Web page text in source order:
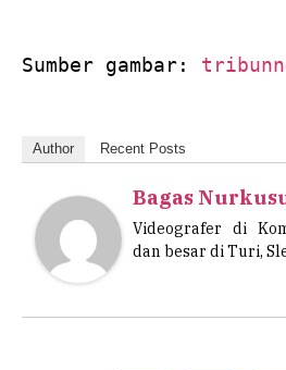
Sumber gambar:
Author Recent Posts
Bagas
Videografer di
dan besar di Turi,